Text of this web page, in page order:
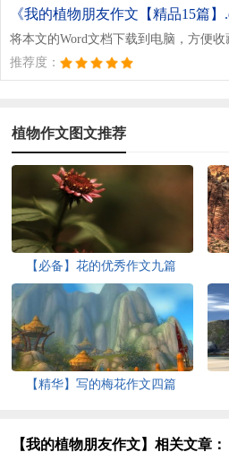
《我的植物朋友作文【精品15篇】
将本文的Word文档下载到电脑，方便收
推荐度：
植物作文图文推荐
【必备】花的优秀作文九篇
【精华】写的梅花作文四篇
【我的植物朋友作文】相关文章：